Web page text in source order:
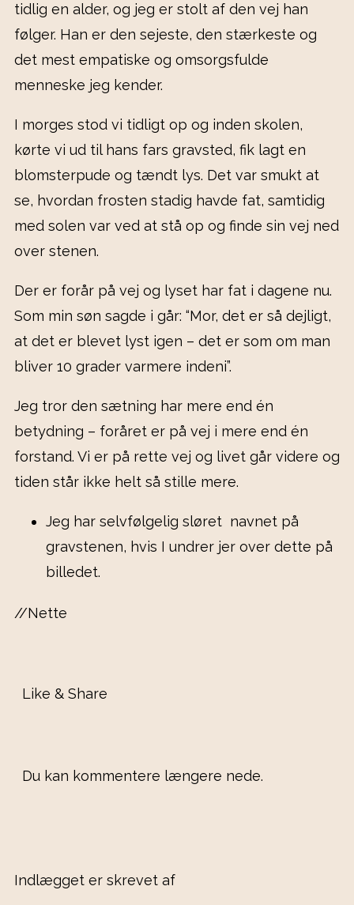
tidlig en alder, og jeg er stolt af den vej han
følger. Han er den sejeste, den stærkeste og
det mest empatiske og omsorgsfulde
menneske jeg kender.
I morges stod vi tidligt op og inden skolen,
kørte vi ud til hans fars gravsted, fik lagt en
blomsterpude og tændt lys. Det var smukt at
se, hvordan frosten stadig havde fat, samtidig
med solen var ved at stå op og finde sin vej ned
over stenen.
Der er forår på vej og lyset har fat i dagene nu.
Som min søn sagde i går: “Mor, det er så dejligt,
at det er blevet lyst igen – det er som om man
bliver 10 grader varmere indeni”.
Jeg tror den sætning har mere end én
betydning – foråret er på vej i mere end én
forstand. Vi er på rette vej og livet går videre og
tiden står ikke helt så stille mere.
Jeg har selvfølgelig sløret navnet på
gravstenen, hvis I undrer jer over dette på
billedet.
//Nette
Like & Share
Du kan kommentere længere nede.
Indlægget er skrevet af